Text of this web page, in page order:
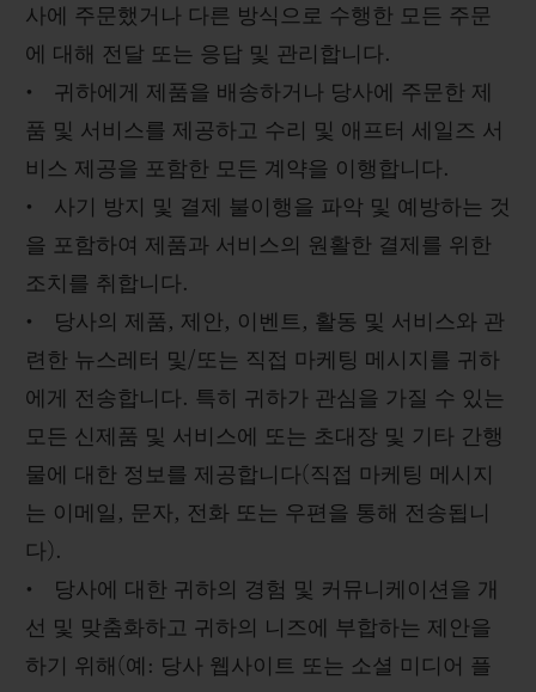
사에 주문했거나 다른 방식으로 수행한 모든 주문
에 대해 전달 또는 응답 및 관리합니다.
• 귀하에게 제품을 배송하거나 당사에 주문한 제
품 및 서비스를 제공하고 수리 및 애프터 세일즈 서
비스 제공을 포함한 모든 계약을 이행합니다.
• 사기 방지 및 결제 불이행을 파악 및 예방하는 것
을 포함하여 제품과 서비스의 원활한 결제를 위한
조치를 취합니다.
• 당사의 제품, 제안, 이벤트, 활동 및 서비스와 관
련한 뉴스레터 및/또는 직접 마케팅 메시지를 귀하
에게 전송합니다. 특히 귀하가 관심을 가질 수 있는
모든 신제품 및 서비스에 또는 초대장 및 기타 간행
물에 대한 정보를 제공합니다(직접 마케팅 메시지
는 이메일, 문자, 전화 또는 우편을 통해 전송됩니
다).
• 당사에 대한 귀하의 경험 및 커뮤니케이션을 개
선 및 맞춤화하고 귀하의 니즈에 부합하는 제안을
하기 위해(예: 당사 웹사이트 또는 소셜 미디어 플